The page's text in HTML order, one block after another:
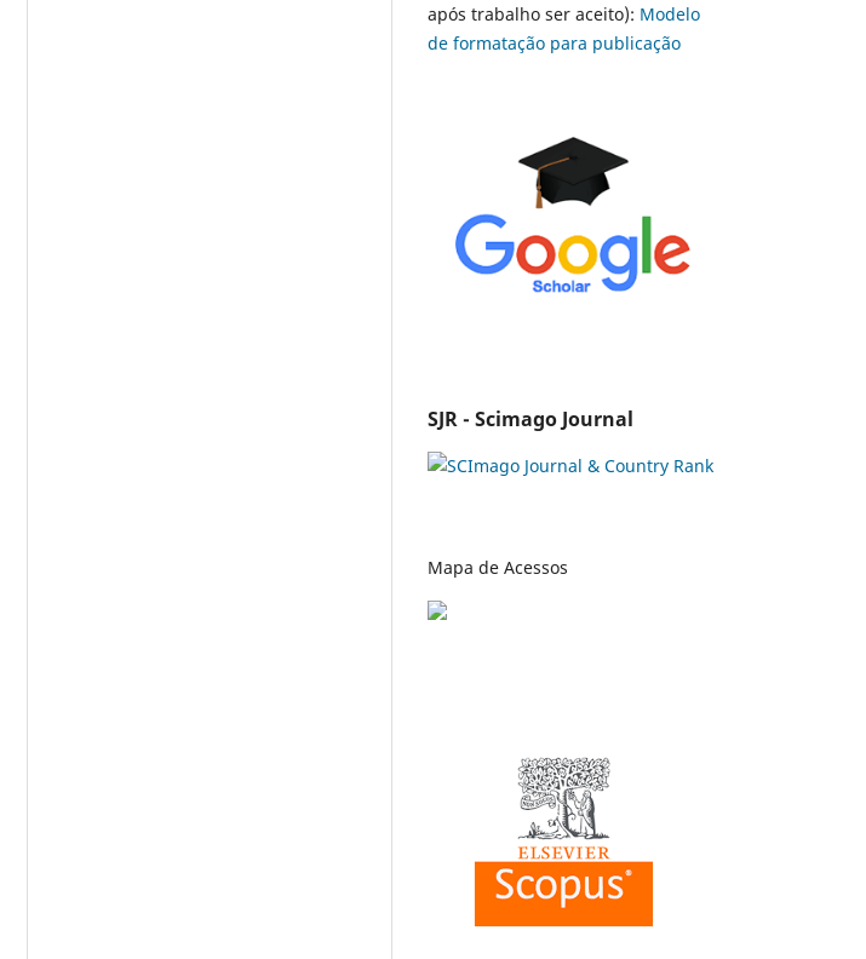
após trabalho ser aceito): Modelo
de formatação para publicação
SJR - Scimago Journal
Mapa de Acessos